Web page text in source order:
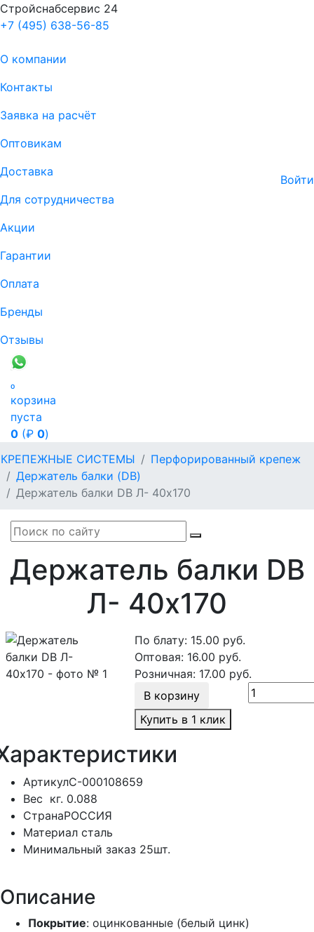
Стройснабсервис 24
+7 (495) 638-56-85
О компании
Контакты
Заявка на расчёт
Оптовикам
Доставка
Для сотрудничества
Акции
Гарантии
Оплата
Бренды
Отзывы
Войти

корзина
пуста
0 (₽ 0)
КРЕПЕЖНЫЕ СИСТЕМЫ
Перфорированный крепеж
Держатель балки (DB)
Держатель балки DB Л- 40x170
Держатель балки DB
Л- 40x170
АртикулС-000108659
Вес кг. 0.088
СтранаРОССИЯ
Материал сталь
Минимальный заказ 25шт.
По блату: 15.00 руб.
Оптовая: 16.00 руб.
Розничная: 17.00 руб.
В корзину
Купить в 1 клик
Описание
Покрытие: оцинкованные (белый цинк)